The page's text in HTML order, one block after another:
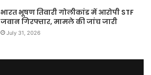
भारत भूषण तिवारी गोलीकांड में आरोपी STF
जवान गिरफ्तार, मामले की जांच जारी
July 31, 2026